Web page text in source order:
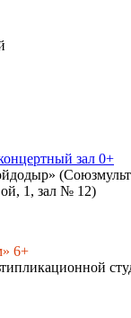
зал 0+
1, зал № 12)
6+